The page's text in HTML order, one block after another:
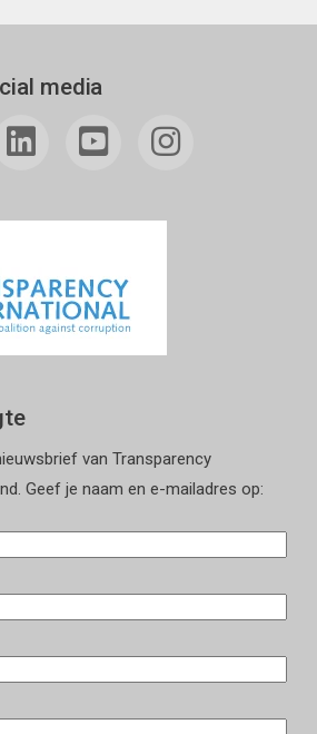
media
van Transparency
Geef je naam en e-mailadres op: